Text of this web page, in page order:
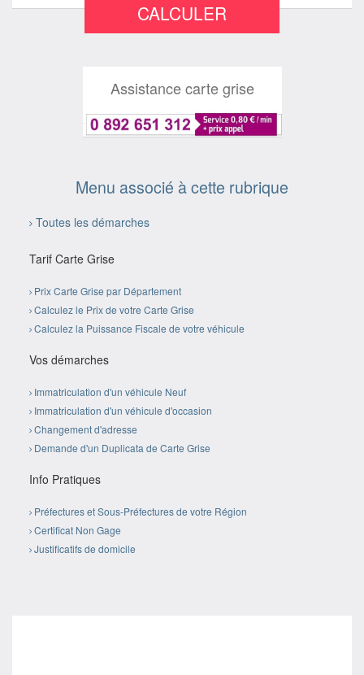
CALCULER
Assistance carte grise
Menu associé à cette rubrique
Toutes les démarches
Tarif Carte Grise
Prix Carte Grise par Département
Calculez le Prix de votre Carte Grise
Calculez la Puissance Fiscale de votre véhicule
Vos démarches
Immatriculation d'un véhicule Neuf
Immatriculation d'un véhicule d'occasion
Changement d'adresse
Demande d'un Duplicata de Carte Grise
Info Pratiques
Préfectures et Sous-Préfectures de votre Région
Certificat Non Gage
Justificatifs de domicile